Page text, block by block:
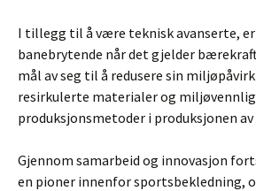
I tillegg til å være teknisk avanserte, er
banebrytende når det gjelder
mål av seg til å redusere sin
resirkulerte materialer og
produksjonsmetoder i produksjonen av
Gjennom samarbeid og innovasjon
en pioner innenfor sportsbekledning,